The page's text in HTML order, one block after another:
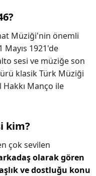
Müziği'nin önemli
Mayıs 1921'de
sesi ve müziğe son
klasik Türk Müziği
Hakkı Manço ile
kim?
çok sevilen
olarak gören
ve dostluğu konu